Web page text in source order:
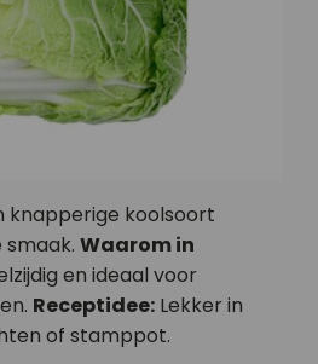
knapperige koolsoort
smaak.Waarom in
en ideaal voor
Receptidee: Lekker in
of stamppot.